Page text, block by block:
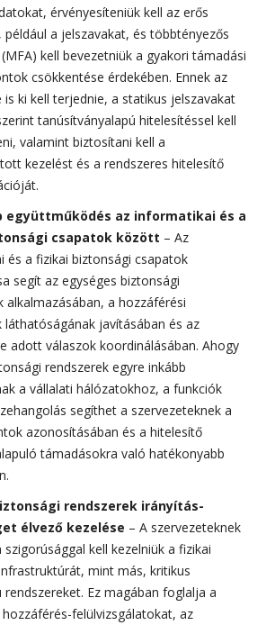
érvényesíteniük kell az erős
például a jelszavakat, és többtényezős
kell bevezetniük a gyakori támadási
csökkentése érdekében. Ennek az
is ki kell terjednie, a statikus jelszavakat
tanúsítványalapú hitelesítéssel kell
valamint biztosítani kell a
kezelést és a rendszeres hitelesítő
együttműködés az informatikai és a
csapatok között – Az
és a fizikai biztonsági csapatok
segít az egységes biztonsági
alkalmazásában, a hozzáférési
láthatóságának javításában és az
adott válaszok koordinálásában. Ahogy
rendszerek egyre inkább
a vállalati hálózatokhoz, a funkciók
segíthet a szervezeteknek a
azonosításában és a hitelesítő
támadásokra való hatékonyabb
rendszerek irányítás-
élvező kezelése – A szervezeteknek
szigorúsággal kell kezelniük a fizikai
mint más, kritikus
Ez magában foglalja a
felülvizsgálatokat, az